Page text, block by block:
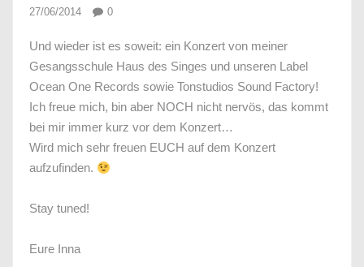
27/06/2014 0
Und wieder ist es soweit: ein Konzert von meiner
Gesangsschule Haus des Singes und unseren Label
Ocean One Records sowie Tonstudios Sound Factory!
Ich freue mich, bin aber NOCH nicht nervös, das kommt
bei mir immer kurz vor dem Konzert…
Wird mich sehr freuen EUCH auf dem Konzert
aufzufinden.
Stay tuned!
Eure Inna